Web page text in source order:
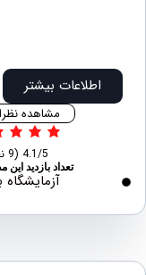
اطلاعات بیشتر
مشاهده نظرات 11
تعداد بازدید این مطلب977
آزمایشگاه بهبد